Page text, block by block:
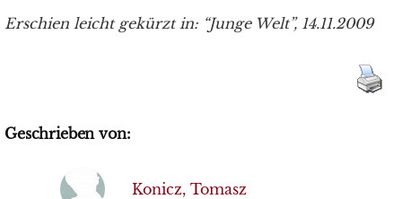
Erschien leicht gekürzt in: “Junge Welt”, 14.11.2009
Geschrieben von:
Konicz, Tomasz